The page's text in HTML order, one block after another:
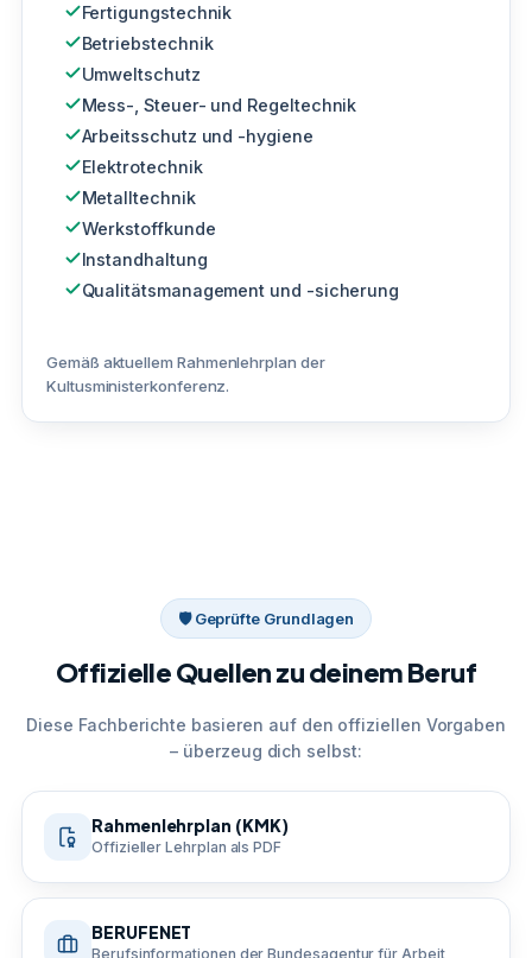
Fertigungstechnik
Betriebstechnik
Umweltschutz
Mess-, Steuer- und Regeltechnik
Arbeitsschutz und -hygiene
Elektrotechnik
Metalltechnik
Werkstoffkunde
Instandhaltung
Qualitätsmanagement und -sicherung
Gemäß aktuellem Rahmenlehrplan der
Kultusministerkonferenz.
🛡 Geprüfte Grundlagen
Offizielle Quellen zu deinem Beruf
Diese Fachberichte basieren auf den offiziellen Vorgaben
– überzeug dich selbst:
Rahmenlehrplan (KMK)
Offizieller Lehrplan als PDF
BERUFENET
Berufsinformationen der Bundesagentur für Arbeit